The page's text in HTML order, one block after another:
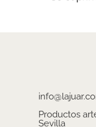
Productos
Sevilla